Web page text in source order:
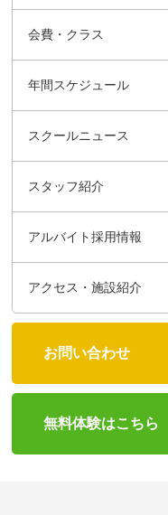
会費・クラス
年間スケジュール
スクールニュース
スタッフ紹介
アルバイト採用情報
アクセス・施設紹介
お問い合わせ
無料体験はこちら